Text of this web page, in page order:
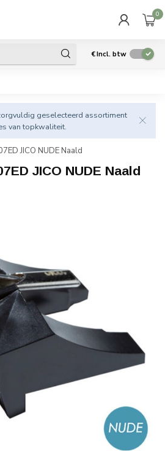
0
€Incl. btw
geselecteerd assortiment
van topkwaliteit.
JICO NUDE Naald
JICO NUDE Naald